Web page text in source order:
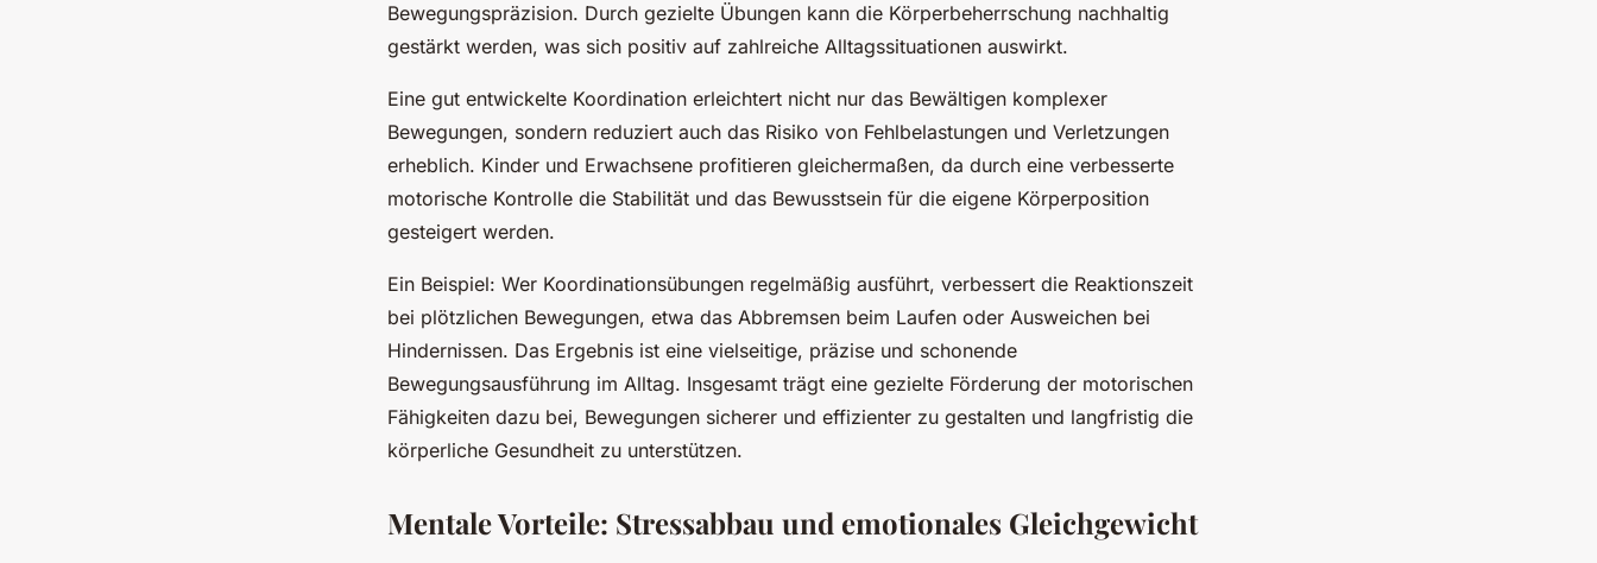
Bewegungspräzision. Durch gezielte Übungen kann die Körperbeherrschung nachhaltig
gestärkt werden, was sich positiv auf zahlreiche Alltagssituationen auswirkt.
Eine gut entwickelte Koordination erleichtert nicht nur das Bewältigen komplexer
Bewegungen, sondern reduziert auch das Risiko von Fehlbelastungen und Verletzungen
erheblich. Kinder und Erwachsene profitieren gleichermaßen, da durch eine verbesserte
motorische Kontrolle die Stabilität und das Bewusstsein für die eigene Körperposition
gesteigert werden.
Ein Beispiel: Wer Koordinationsübungen regelmäßig ausführt, verbessert die Reaktionszeit
bei plötzlichen Bewegungen, etwa das Abbremsen beim Laufen oder Ausweichen bei
Hindernissen. Das Ergebnis ist eine vielseitige, präzise und schonende
Bewegungsausführung im Alltag. Insgesamt trägt eine gezielte Förderung der motorischen
Fähigkeiten dazu bei, Bewegungen sicherer und effizienter zu gestalten und langfristig die
körperliche Gesundheit zu unterstützen.
Mentale Vorteile: Stressabbau und emotionales Gleichgewicht